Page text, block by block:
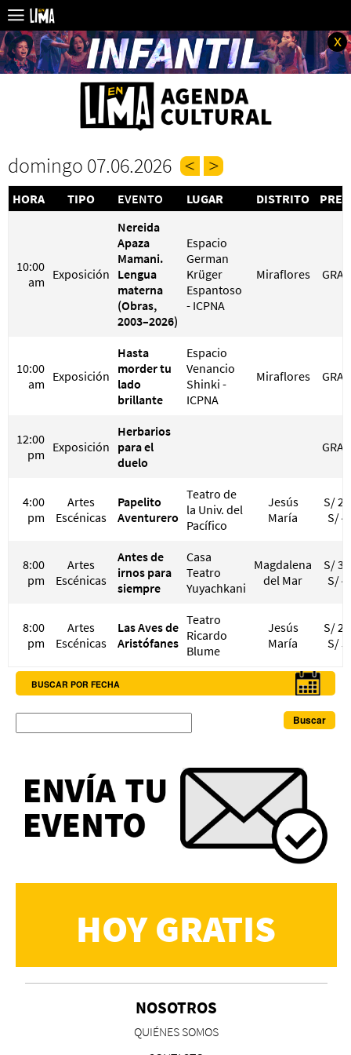
x
domingo 07.06.2026
HORA TIPO EVENTO LUGAR DISTRITO
10:00
am Exposición
Nereida
Apaza
Mamani.
Lengua
materna
(Obras,
2003–2026)
Espacio
German
Krüger
Espantoso
- ICPNA
Miraflores
10:00
am Exposición
Hasta
morder tu
lado
brillante
Espacio
Venancio
Shinki -
ICPNA
Miraflores
12:00
pm Exposición
Herbarios
para el
duelo
4:00
pm
Artes
Escénicas
Papelito
Aventurero
Teatro de
la Univ. del
Pacífico
Jesús
María
S/
S/
8:00
pm
Artes
Escénicas
Antes de
irnos para
siempre
Casa
Teatro
Yuyachkani
Magdalena
del Mar
S/
S/
8:00
pm
Artes
Escénicas
Las Aves de
Aristófanes
Teatro
Ricardo
Blume
Jesús
María
S/
S/
BUSCAR POR FECHA
HOY GRATIS
NOSOTROS
QUIÉNES SOMOS